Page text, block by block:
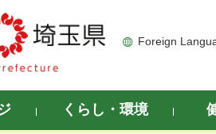
Foreign
くらし・環境